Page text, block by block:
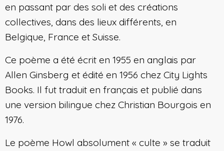
en passant par des soli et des créations
collectives, dans des lieux différents, en
Belgique, France et Suisse.
Ce poème a été écrit en 1955 en anglais par
Allen Ginsberg et édité en 1956 chez City Lights
Books. Il fut traduit en français et publié dans
une version bilingue chez Christian Bourgois en
1976.
Le poème Howl absolument « culte » se traduit